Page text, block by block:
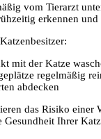
vom Tierarzt
erkennen und
mit der Katze
regelmäßig
abdecken
das Risiko einer
Ihrer